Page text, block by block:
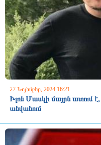
27 Նոյեմբեր, 2024 16:21
Իլոն Մասկի մայրն ատում
անվանում